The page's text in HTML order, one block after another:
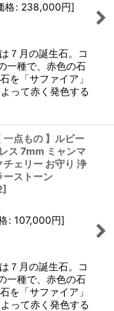
格: 238,000円]
７月の誕生石。コ
一種で、赤色の石
を「サファイア」
って赤く発色する
一点もの 】ルビー
ス 7mm ミャンマ
チェリー お守り 浄
ーストーン
]
: 107,000円]
７月の誕生石。コ
一種で、赤色の石
を「サファイア」
って赤く発色する